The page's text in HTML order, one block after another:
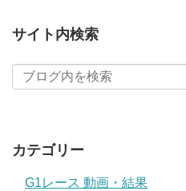
サイト内検索
カテゴリー
G1レース 動画・結果